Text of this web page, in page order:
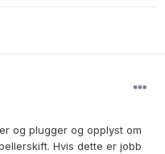
og plugger og opplyst om
Hvis dette er jobb